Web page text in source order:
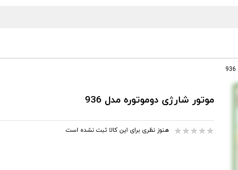
موتور شارژی دوموتوره مدل 936
هنوز نظری برای این کالا ثبت نشده است